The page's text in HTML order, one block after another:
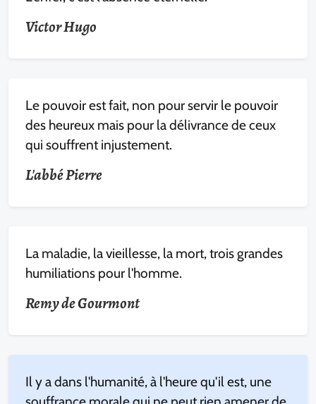
Victor Hugo
Le pouvoir est fait, non pour servir le pouvoir
des heureux mais pour la délivrance de ceux
qui souffrent injustement.
L'abbé Pierre
La maladie, la vieillesse, la mort, trois grandes
humiliations pour l'homme.
Remy de Gourmont
Il y a dans l'humanité, à l'heure qu'il est, une